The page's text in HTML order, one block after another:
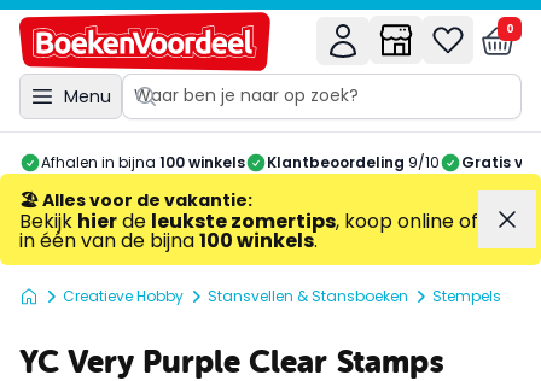
Menu
0
Afhalen in bijna 100 winkels Klantbeoordeling 9/10 Gratis
🏖️ Alles voor de vakantie:
Bekijk hierde leukste zomertips, koop online of
in één van de bijna100 winkels.
Creatieve Hobby Stansvellen & Stansboeken Stempels
YC Very Purple Clear Stamps